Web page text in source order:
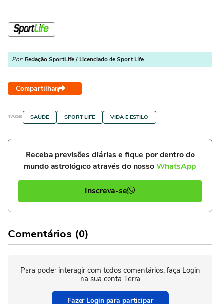
Por: Redação SportLife / Licenciado de Sport Life
Compartilhar
TAGS SAÚDE SPORT LIFE VIDA E ESTILO
Receba previsões diárias e fique por dentro do
mundo astrológico através do nossoWhatsApp
Inscreva-se
Comentários (0)
Para poder interagir com todos comentários, faça Login
na sua conta Terra
Fazer Login para participar